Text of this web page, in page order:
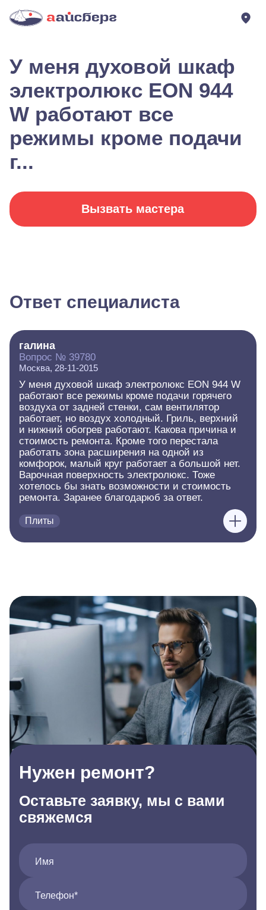
У меня духовой шкаф
электролюкс EON 944
W работают все
режимы кроме подачи
г...
Вызвать мастера
Ответ специалиста
галина
Вопрос № 39780
Москва, 28-11-2015
У меня духовой шкаф электролюкс EON 944 W
работают все режимы кроме подачи горячего
воздуха от задней стенки, сам вентилятор
работает, но воздух холодный. Гриль, верхний
и нижний обогрев работают. Какова причина и
стоимость ремонта. Кроме того перестала
работать зона расширения на одной из
комфорок, малый круг работает а большой нет.
Варочная поверхность электролюкс. Тоже
хотелось бы знать возможности и стоимость
ремонта. Заранее благодарюб за ответ.
Плиты
Нужен ремонт?
Оставьте заявку, мы с вами
свяжемся
Имя
Телефон*